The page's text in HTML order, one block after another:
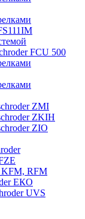
FCU 500
ZМI
ZKIH
ZIO
KFM, RFM
ЕКО
UVS